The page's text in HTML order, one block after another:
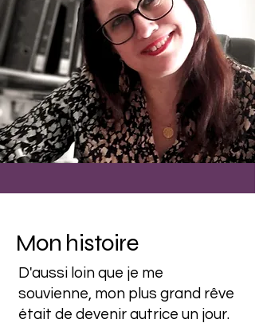
Mon histoire
D'aussi loin que je me
souvienne, mon plus grand rêve
était de devenir autrice un jour.